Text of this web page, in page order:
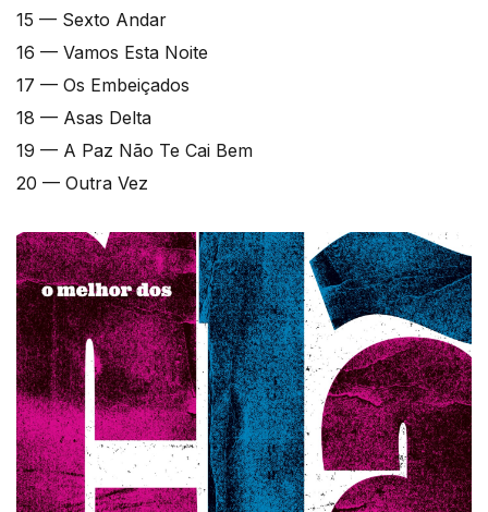
15 — Sexto Andar
16 — Vamos Esta Noite
17 — Os Embeiçados
18 — Asas Delta
19 — A Paz Não Te Cai Bem
20 — Outra Vez